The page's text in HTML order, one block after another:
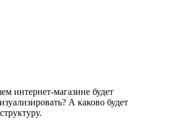
интернет-магазине будет
А каково будет